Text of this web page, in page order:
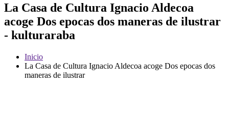
La Casa de Cultura Ignacio Aldecoa
acoge Dos epocas dos maneras de ilustrar
- kulturaraba
Inicio
La Casa de Cultura Ignacio Aldecoa acoge Dos epocas dos
maneras de ilustrar